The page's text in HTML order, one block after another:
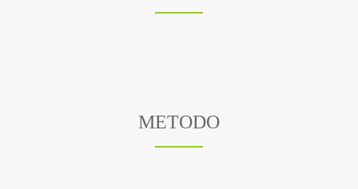
METODO